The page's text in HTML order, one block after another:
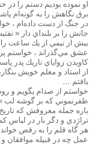
او نموده بوديم دستم را
برق نگاهش را به گونه‌ام
در جنگ از دست داده‌ام ،
جانش را بر بلنداي دار «
بيش از نيمي از يك ساعت
عشق مي‌گذراند ، خواستم
كاويدن زواياي تاريك پدر
از استاد و معلم خويش
يافتم …
خواستم از صدام بگويم و
ظفرنموني كه بر گوشه لب
باره جمله معروفش كه
تراژدي و دگر بار در لباس
هر گاه قلم را به رقص
عمل چه در قبيله موافقان